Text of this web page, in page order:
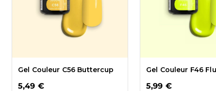
Gel Couleur C56 Buttercup
5,49 €
Gel Couleur F46
5,99 €